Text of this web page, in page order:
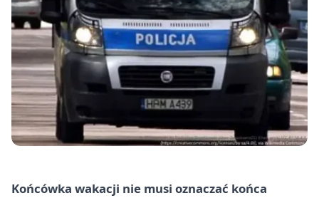
Końcówka wakacji nie musi oznaczać końca